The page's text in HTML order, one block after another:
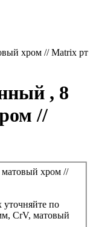
хром // Matrix рт
, 8
//
уточняйте по
CrV, матовый